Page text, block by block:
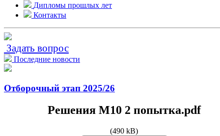
Дипломы прошлых лет
Контакты
Задать вопрос
Последние новости
Отборочный этап 2025/26
Решения М10 2 попытка.pdf
(490 kB)